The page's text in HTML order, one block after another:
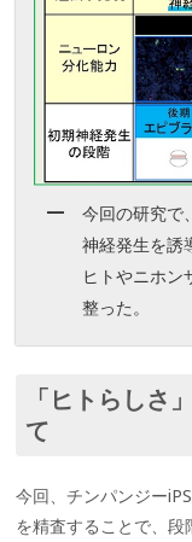
今回の研究で
神経発生を誘
ヒトやニホン
整った。
「ヒトらしさ
て
今回、チンパンジー
を精査することで、